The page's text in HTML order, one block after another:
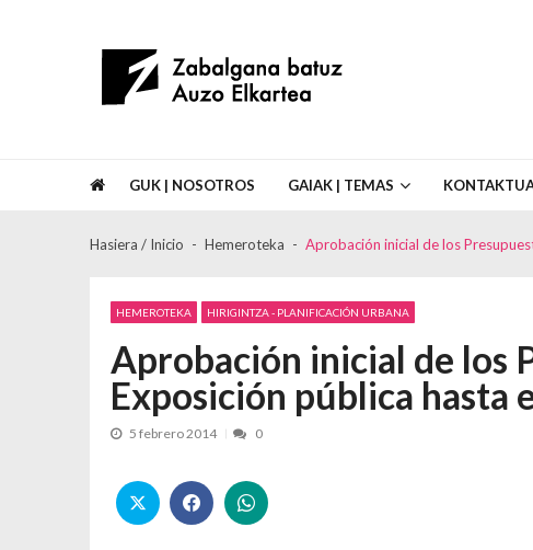
Asociación de Vecinos Zabalgana Batuz
GUK | NOSOTROS GAIAK | TEMAS
Hasiera / Inicio Hemeroteka Aprobación inicial de los
HEMEROTEKA HIRIGINTZA - PLANIFICACIÓN URBANA
Aprobación inicial de los
Exposición pública hasta
5 febrero 2014 0